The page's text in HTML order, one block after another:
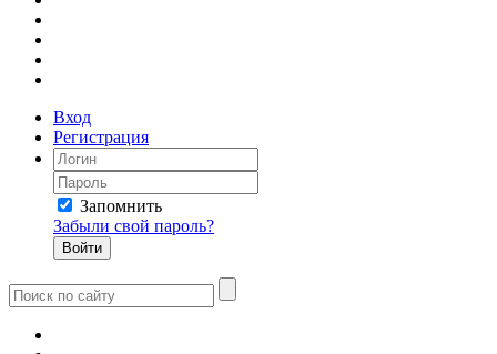
Вход
Регистрация
Запомнить
Забыли свой пароль?